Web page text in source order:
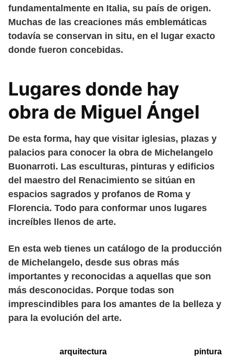
fundamentalmente en Italia, su país de origen.
Muchas de las creaciones más emblemáticas
todavía se conservan in situ, en el lugar exacto
donde fueron concebidas.
Lugares donde hay
obra de Miguel Ángel
De esta forma, hay que visitar iglesias, plazas y
palacios para conocer la obra de Michelangelo
Buonarroti. Las esculturas, pinturas y edificios
del maestro del Renacimiento se sitúan en
espacios sagrados y profanos de Roma y
Florencia. Todo para conformar unos lugares
increíbles llenos de arte.
En esta web tienes un catálogo de la producción
de Michelangelo, desde sus obras más
importantes y reconocidas a aquellas que son
más desconocidas. Porque todas son
imprescindibles para los amantes de la belleza y
para la evolución del arte.
arquitectura pintura